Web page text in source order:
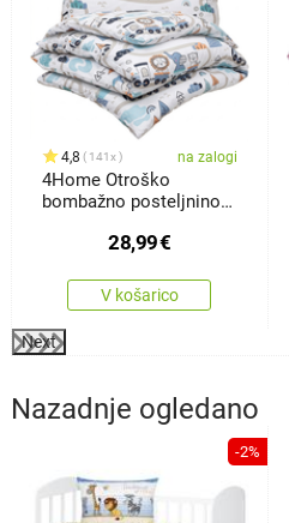
4,8 141x na zalogi
4Home Otroško
bombažno posteljnino
cm, 70 x 90 cm
28,99€
V košarico
Next
Nazadnje ogledano
-2%